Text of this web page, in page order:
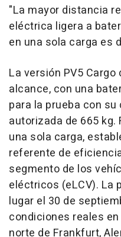
"La mayor distancia
eléctrica ligera a
en una sola carga es
La versión PV5
alcance, con una
para la prueba con
autorizada de 665 kg.
una sola carga,
referente de
segmento de los
eléctricos (eLCV). La
lugar el 30 de
condiciones reales
norte de Frankfurt,